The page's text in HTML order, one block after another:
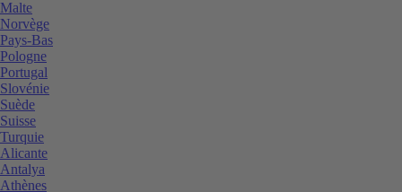
Malte
Norvège
Pays-Bas
Pologne
Portugal
Slovénie
Suède
Suisse
Turquie
Alicante
Antalya
Athènes